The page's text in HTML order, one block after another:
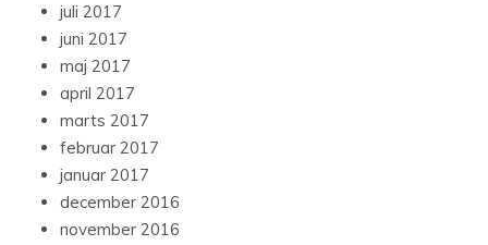
juli 2017
juni 2017
maj 2017
april 2017
marts 2017
februar 2017
januar 2017
december 2016
november 2016